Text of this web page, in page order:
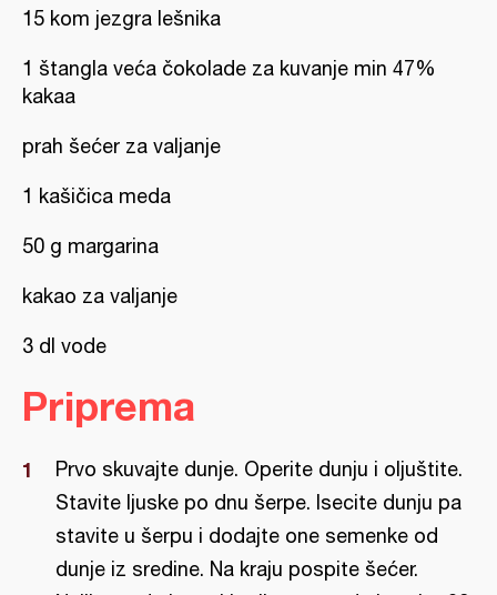
15 kom jezgra lešnika
1 štangla veća čokolade za kuvanje min 47%
kakaa
prah šećer za valjanje
1 kašičica meda
50 g margarina
kakao za valjanje
3 dl vode
Priprema
Prvo skuvajte dunje. Operite dunju i oljuštite.
Stavite ljuske po dnu šerpe. Isecite dunju pa
stavite u šerpu i dodajte one semenke od
dunje iz sredine. Na kraju pospite šećer.